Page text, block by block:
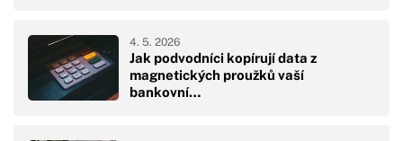
Jak podvodníci kopírují data z
magnetických proužků vaší
bankovní…
4. 5. 2026